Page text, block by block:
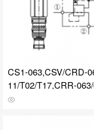
CS1-063,CSV/CRD-
11/T02/T17,CRR-063/
T02顺序/油压/压力控